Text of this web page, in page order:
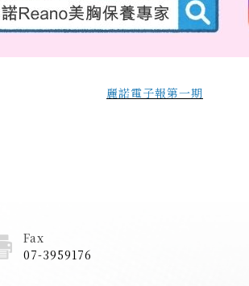
麗諾電子報第一期
Fax
07-3959176